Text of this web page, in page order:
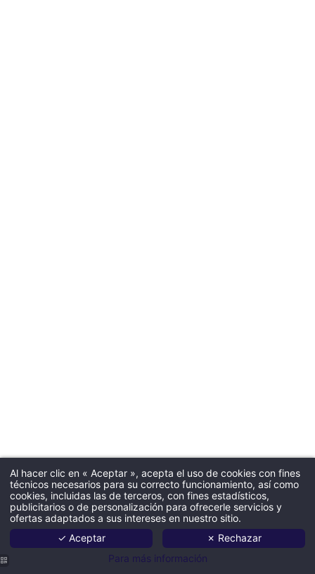
Al hacer clic en « Aceptar », acepta el uso de cookies con fines
técnicos necesarios para su correcto funcionamiento, así como
cookies, incluidas las de terceros, con fines estadísticos,
publicitarios o de personalización para ofrecerle servicios y
ofertas adaptados a sus intereses en nuestro sitio.
✓ Aceptar
✗ Rechazar
Para más información